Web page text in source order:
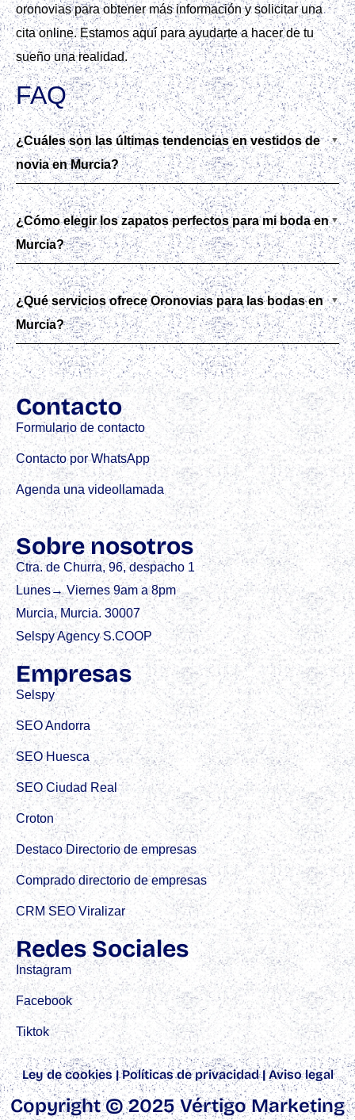
oronovias para obtener más información y solicitar una
cita online. Estamos aquí para ayudarte a hacer de tu
sueño una realidad.
FAQ
¿Cuáles son las últimas tendencias en vestidos de
novia en Murcia?
¿Cómo elegir los zapatos perfectos para mi boda en
Murcia?
¿Qué servicios ofrece Oronovias para las bodas en
Murcia?
Contacto
Formulario de contacto
Contacto por WhatsApp
Agenda una videollamada
Sobre nosotros
Ctra. de Churra, 96, despacho 1
Lunes→ Viernes 9am a 8pm
Murcia, Murcia. 30007
Selspy Agency S.COOP
Empresas
Selspy
SEO Andorra
SEO Huesca
SEO Ciudad Real
Croton
Destaco Directorio de empresas
Comprado directorio de empresas
CRM SEO Viralizar
Redes Sociales
Instagram
Facebook
Tiktok
Ley de cookies |Políticas de privacidad|Aviso legal
Copyright © 2025 Vértigo Marketing